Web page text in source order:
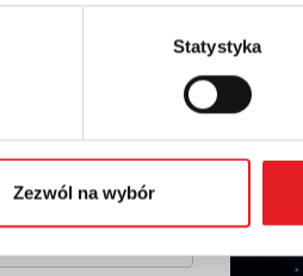
Statystyka
Zezwól na wybór